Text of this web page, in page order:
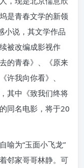
是青春文学的新领
小说，其文学作品
被改编成影视作
的青春》、《原来
许我向你看》、
其中《致我们终将
同名电影，将于20
喻为“玉面小飞龙”
邻家哥哥林静。可